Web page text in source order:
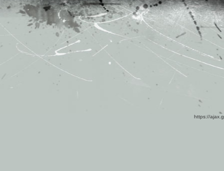
https://